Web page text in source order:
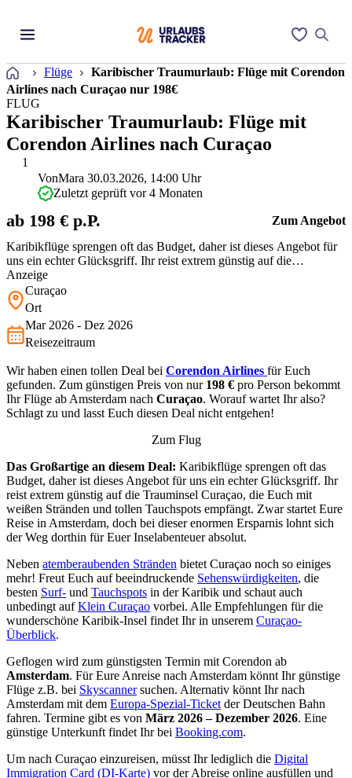
Startseite
Flüge
Karibischer Traumurlaub: Flüge mit Corendon
Airlines nach Curaçao nur 198€
1
FLUG
Karibischer Traumurlaub: Flüge mit
Corendon Airlines nach Curaçao
Karibikflüge sprengen oft das Budget, daher ist dieses Angebot für
uns ein echter Glücksgriff. Ihr reist extrem günstig auf die
Trauminsel Curaçao, die Euch mit weißen Stränden und tollen
Tauchspots empfängt. Zwar startet Eure Reise in Amsterdam, doch
bei dieser enormen Ersparnis lohnt sich der Weg dorthin für Euer
VonMara 30.03.2026, 14:00 Uhr
Zuletzt geprüft vor 4 Monaten
ab 198 € p.P. Zum Angebot
Anzeige
Curaçao
Ort
Mar 2026 - Dez 2026
Reisezeitraum
Wir haben einen tollen Deal bei Corendon Airlines für Euch
gefunden. Zum günstigen Preis von nur 198 € pro Person bekommt
Ihr Flüge ab Amsterdam nach Curaçao. Worauf wartet Ihr also?
Schlagt zu und lasst Euch diesen Deal nicht entgehen!
Zum Flug
Das Großartige an diesem Deal: Karibikflüge sprengen oft das
Budget, daher ist dieses Angebot für uns ein echter Glücksgriff. Ihr
reist extrem günstig auf die Trauminsel Curaçao, die Euch mit
weißen Stränden und tollen Tauchspots empfängt. Zwar startet Eure
Reise in Amsterdam, doch bei dieser enormen Ersparnis lohnt sich
der Weg dorthin für Euer Inselabenteuer absolut.
Neben atemberaubenden Stränden bietet Curaçao noch so einiges
mehr! Freut Euch auf beeindruckende Sehenswürdigkeiten, die
besten Surf- und Tauchspots in der Karibik und schaut auch
unbedingt aufKlein Curaçao vorbei. Alle Empfehlungen für die
wunderschöne Karibik-Insel findet Ihr in unserem Curaçao-
Überblick.
Geflogen wird zum günstigsten Termin mit Corendon ab
Amsterdam. Für Eure Anreise nach Amsterdam könnt Ihr günstige
Flüge z.B. bei Skyscannersuchen. Alternativ könnt Ihr nach
Amsterdam mit dem Europa-Spezial-Ticket der Deutschen Bahn
fahren. Termine gibt es von März 2026 – Dezember 2026. Eine
günstige Unterkunft findet Ihr bei Booking.com.
Um nach Curaçao einzureisen, müsst Ihr lediglich die Digital
Immigration Card (DI-Karte) vor der Abreise online ausfüllen und